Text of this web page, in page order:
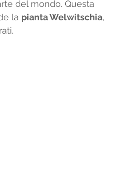
del mondo. Questa
la pianta Welwitschia,